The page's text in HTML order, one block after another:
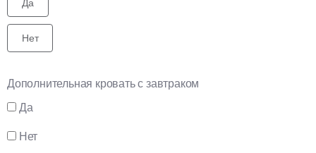
Да
Нет
Дополнительная кровать с завтраком
Да
Нет